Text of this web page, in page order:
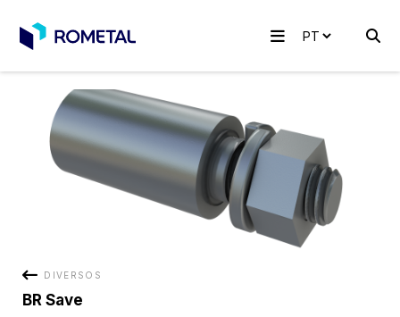
DIVERSOS
BR Save